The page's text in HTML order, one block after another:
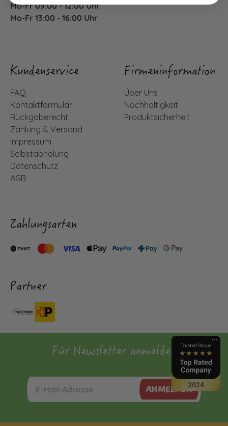
Mo-Fr 09:00 - 12:00 Uhr
Mo-Fr 13:00 - 16:00 Uhr
Kundenservice
FAQ
Kontaktformular
Rückgaberecht
Zahlung & Versand
Impressum
Selbstabholung
Datenschutz
AGB
Firmeninformation
Über Uns
Nachhaltigkeit
Produktsicherheit
Zahlungsarten
Partner
Für Newsletter anmelden
ANMELDEN